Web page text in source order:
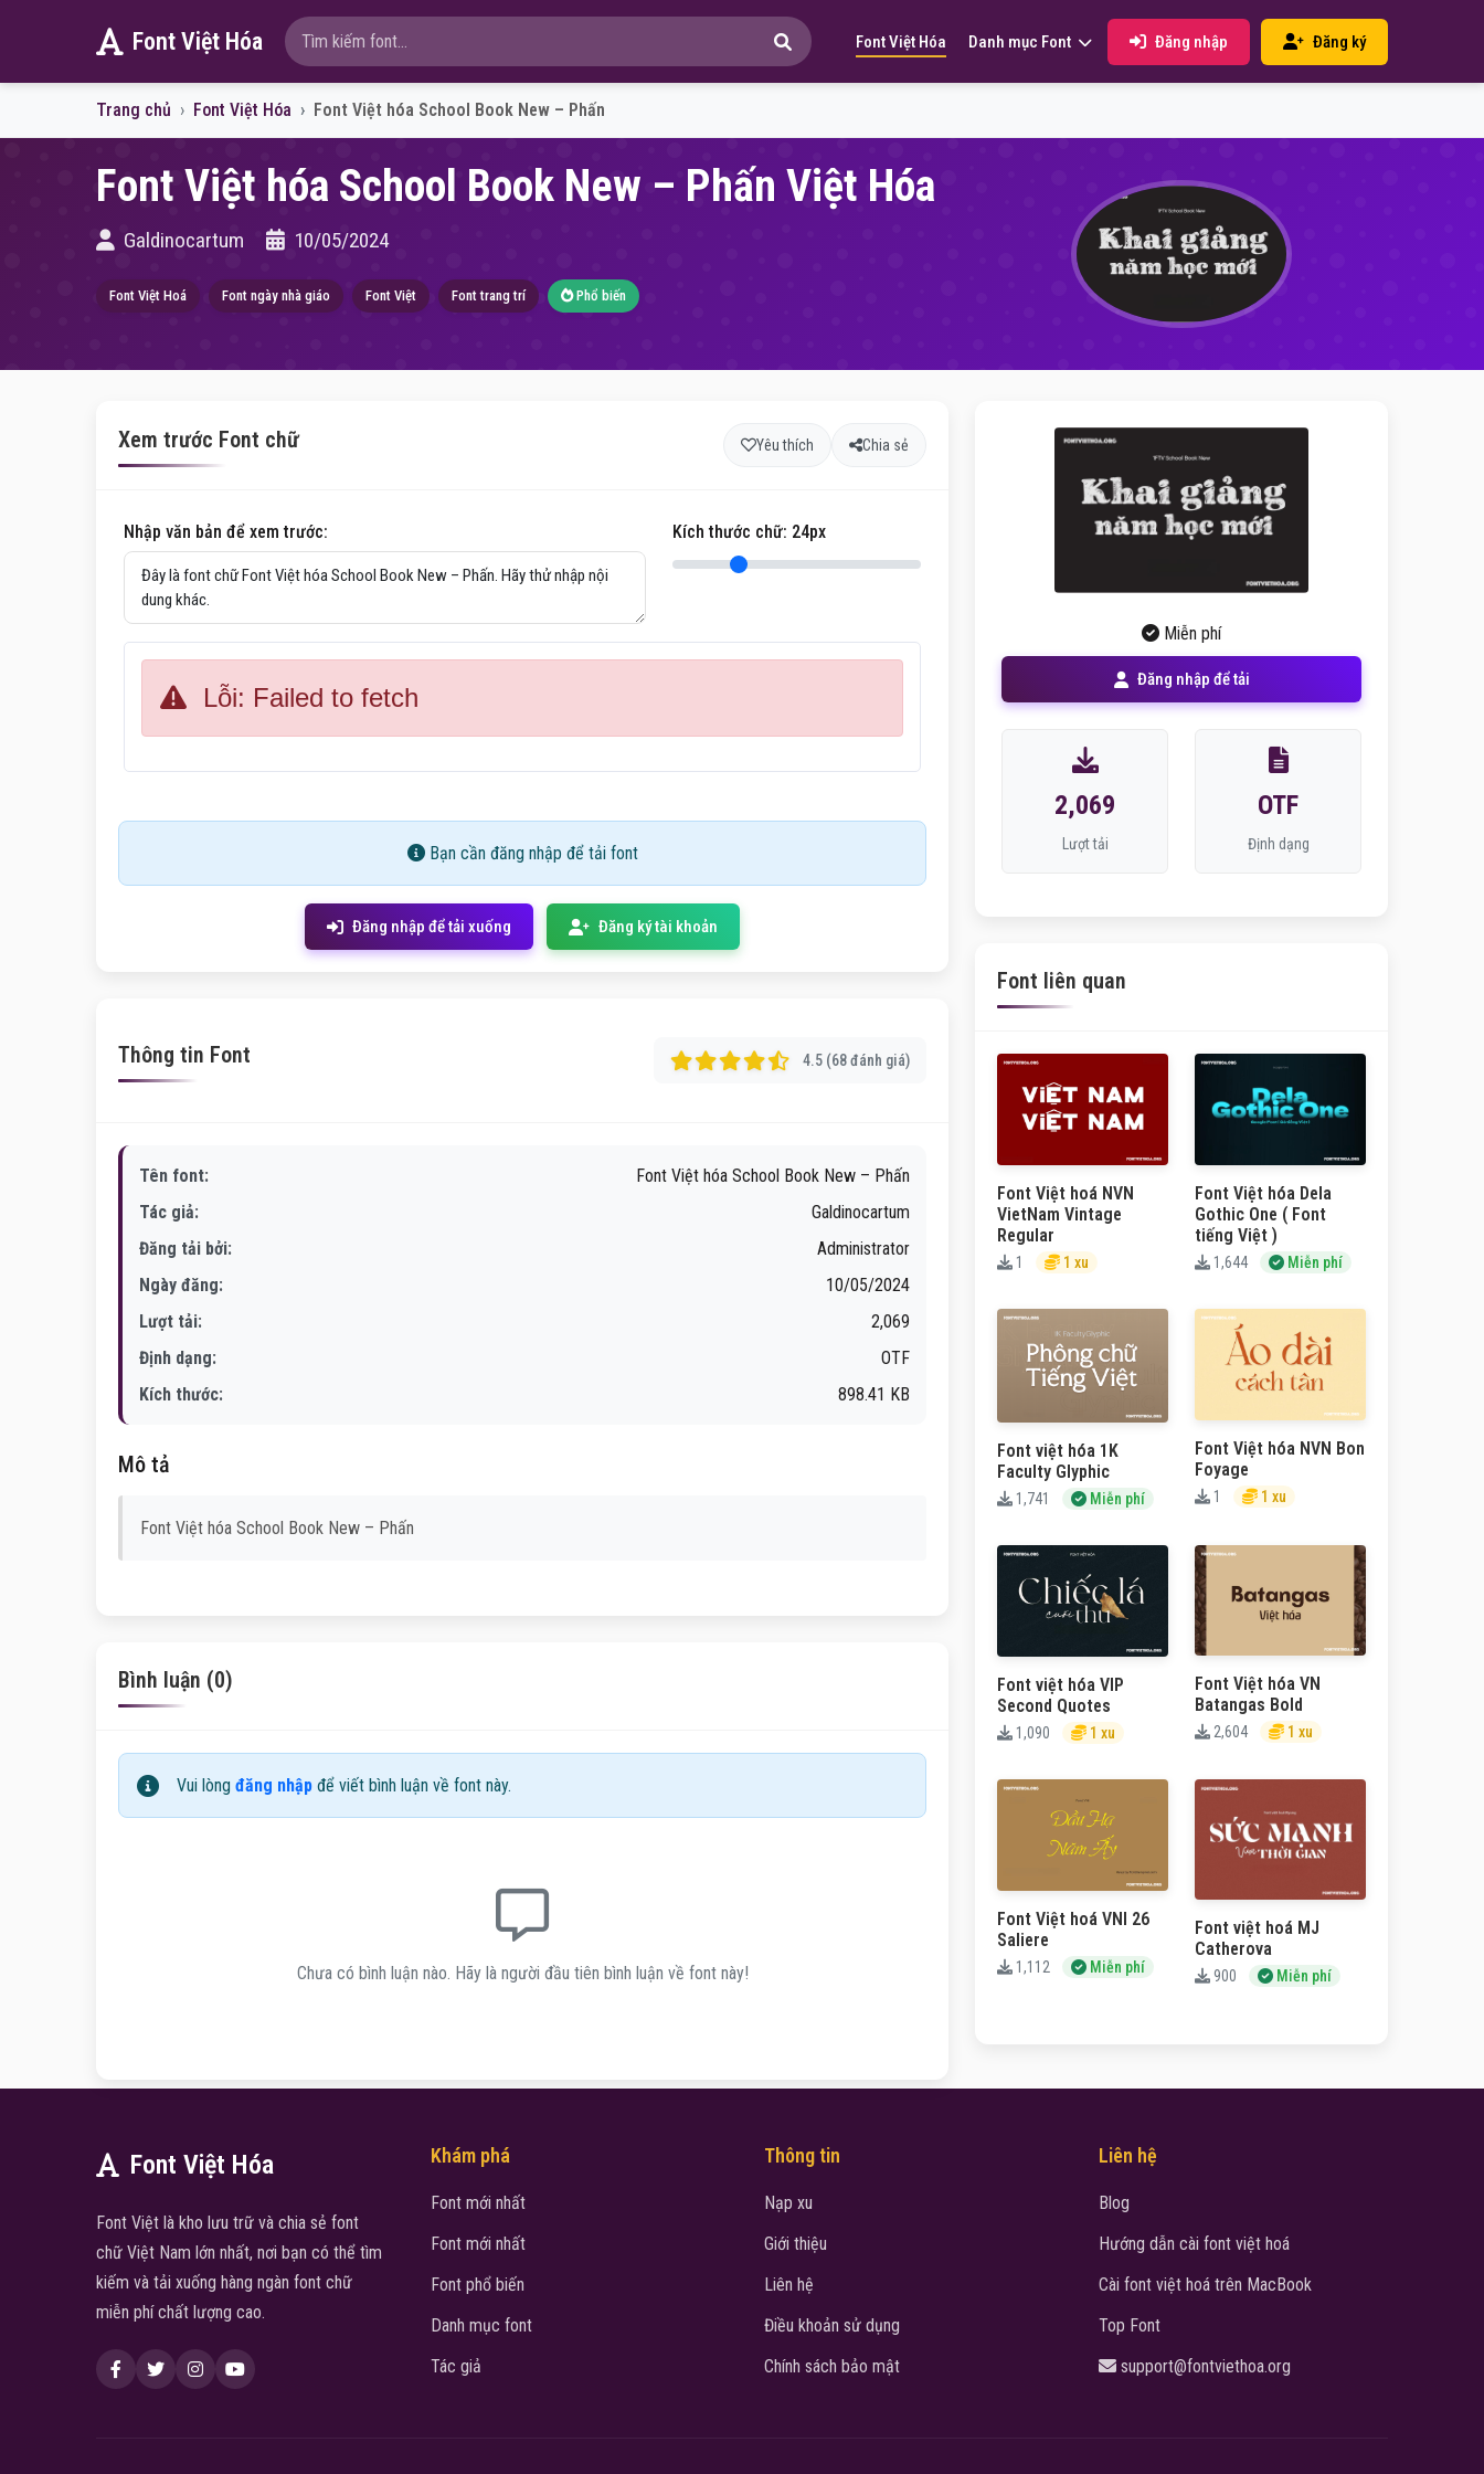
Font Việt Hóa Font Việt Hóa Danh mục Font Đăng nhập Đăng ký
Trang chủ Font Việt Hóa Font Việt hóa School Book New – Phấn
Font Việt hóa School Book New – Phấn Việt Hóa
Galdinocartum 10/05/2024
Font Việt Hoá Font ngày nhà giáo Font Việt Font trang trí Phổ biến
Xem trước Font chữ Yêu thích Chia sẻ
Nhập văn bản để xem trước: Kích thước chữ: 24px
Lỗi: Failed to fetch
Bạn cần đăng nhập để tải font
Đăng nhập để tải xuống Đăng ký tài khoản
Thông tin Font 4.5 (68 đánh giá)
Tên font:
Font Việt hóa School Book New – Phấn
Tác giả:
Galdinocartum
Đăng tải bởi:
Administrator
Ngày đăng:
10/05/2024
Lượt tải:
2,069
Định dạng:
OTF
Kích thước:
898.41 KB
Mô tả
Font Việt hóa School Book New – Phấn
Bình luận (0)
Vui lòng đăng nhập để viết bình luận về font này.
Chưa có bình luận nào. Hãy là người đầu tiên bình luận về font này!
Miễn phí
Đăng nhập để tải
2,069
Lượt tải
OTF
Định dạng
Font liên quan
Font Việt hoá NVN
VietNam Vintage
Regular
1 1 xu
Font Việt hóa Dela
Gothic One ( Font
tiếng Việt )
1,644 Miễn phí
Font việt hóa 1K
Faculty Glyphic
1,741 Miễn phí
Font Việt hóa NVN Bon
Foyage
1 1 xu
Font việt hóa VIP
Second Quotes
1,090 1 xu
Font Việt hóa VN
Batangas Bold
2,604 1 xu
Font Việt hoá VNI 26
Saliere
1,112 Miễn phí
Font việt hoá MJ
Catherova
900 Miễn phí
Font Việt Hóa
Font Việt là kho lưu trữ và chia sẻ font
chữ Việt Nam lớn nhất, nơi bạn có thể tìm
kiếm và tải xuống hàng ngàn font chữ
miễn phí chất lượng cao.
Khám phá
Font mới nhất
Font mới nhất
Font phổ biến
Danh mục font
Tác giả
Thông tin
Nạp xu
Giới thiệu
Liên hệ
Điều khoản sử dụng
Chính sách bảo mật
Liên hệ
Blog
Hướng dẫn cài font việt hoá
Cài font việt hoá trên MacBook
Top Font
support@fontviethoa.org